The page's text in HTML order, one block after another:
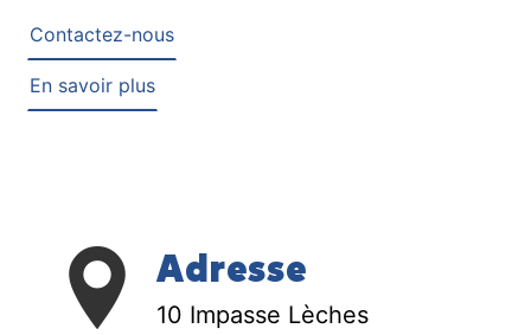
En savoir plus
Contactez-nous
Adresse
10 Impasse Lèches